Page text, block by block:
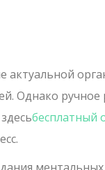
актуальной
Однако
бесплатный